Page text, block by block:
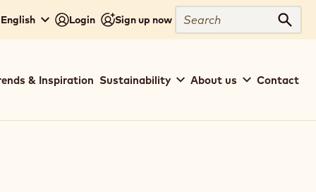
Login Sign up now
Search
& Inspiration Sustainability About us Contact